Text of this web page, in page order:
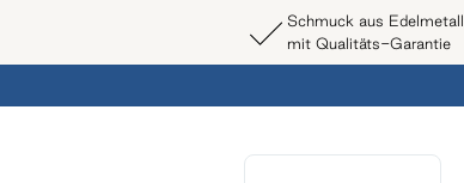
Schmuck aus Edelmetall
mit Qualitäts-Garantie